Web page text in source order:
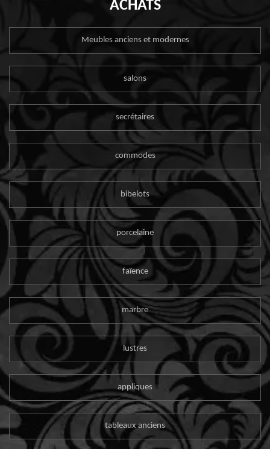
ACHATS
Meubles anciens et modernes
salons
secrétaires
commodes
bibelots
porcelaine
faïence
marbre
lustres
appliques
tableaux anciens